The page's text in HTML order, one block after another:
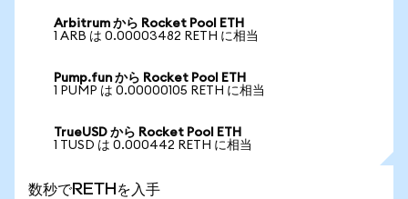
Arbitrum から Rocket Pool ETH
1 ARB は 0.00003482 RETH に相当
Pump.fun から Rocket Pool ETH
1 PUMP は 0.00000105 RETH に相当
TrueUSD から Rocket Pool ETH
1 TUSD は 0.000442 RETH に相当
数秒でRETHを入手